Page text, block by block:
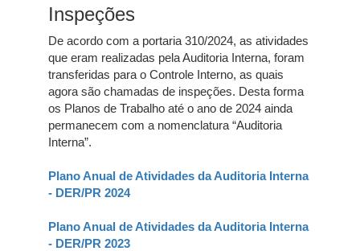
Inspeções
De acordo com a portaria 310/2024, as atividades
que eram realizadas pela Auditoria Interna, foram
transferidas para o Controle Interno, as quais
agora são chamadas de inspeções. Desta forma
os Planos de Trabalho até o ano de 2024 ainda
permanecem com a nomenclatura “Auditoria
Interna”.
Plano Anual de Atividades da Auditoria Interna
- DER/PR 2024
Plano Anual de Atividades da Auditoria Interna
- DER/PR 2023